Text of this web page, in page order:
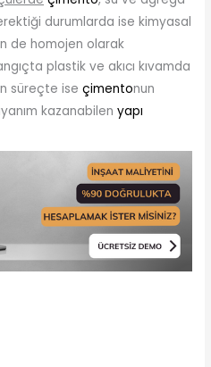
durumlarda ise kimyasal
de homojen olarak
plastik ve akıcı kıvamda
süreçte iseçimentonun
kazanabilenyapı